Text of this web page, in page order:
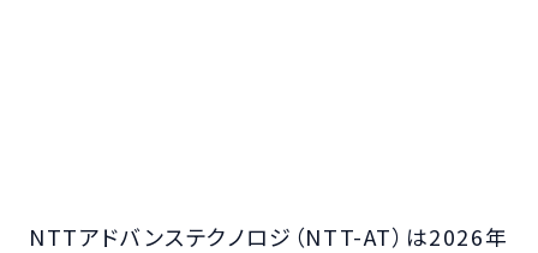
NTTアドバンステクノロジ（NTT-AT）は2026年